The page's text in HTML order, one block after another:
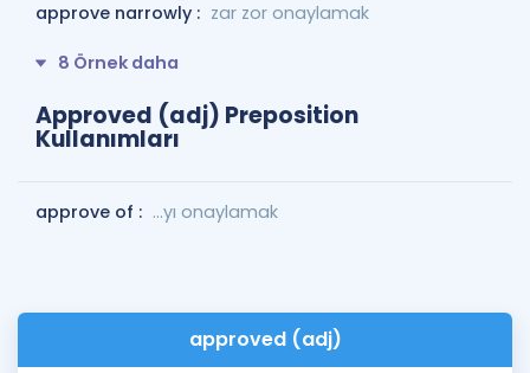
approve narrowly : zar zor onaylamak
8 Örnek daha
Approved (adj) Preposition
Kullanımları
approve of : ...yı onaylamak
approved (adj)